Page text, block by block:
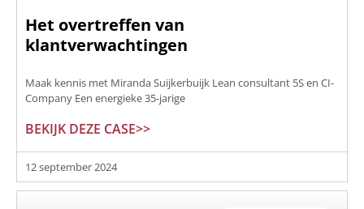
Het overtreffen van
klantverwachtingen
Maak kennis met Miranda Suijkerbuijk Lean consultant 5S en CI-
Company Een energieke 35-jarige
BEKIJK DEZE CASE>>
12 september 2024